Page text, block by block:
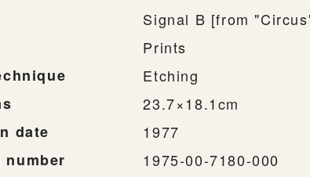
Signal B [from
Prints
Etching
23.7×18.1cm
date
1977
1975-00-7180-000